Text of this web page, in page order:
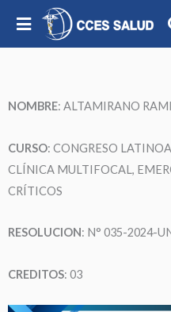
NOMBRE: ALTAMIRANO
CURSO: CONGRESO
CLÍNICA MULTIFOCAL,
CRÍTICOS
RESOLUCION: N° 035-2024-
CREDITOS: 03